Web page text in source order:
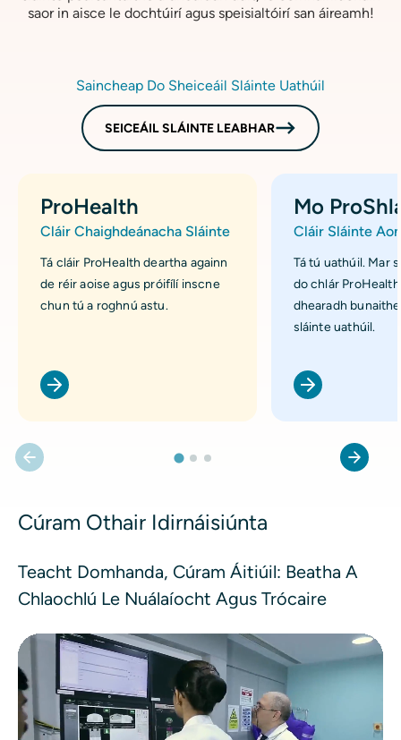
saor in aisce le dochtúirí agus speisialtóirí san áireamh!
Saincheap Do Sheiceáil Sláinte Uathúil
SEICEÁIL SLÁINTE LEABHAR
ProHealth
Cláir Chaighdeánacha Sláinte
Tá cláir ProHealth deartha againn
de réir aoise agus próifílí inscne
chun tú a roghnú astu.
Mo
Cláir Sláinte
Tá tú uathúil. Mar
do chlár
dhearadh
sláinte uathúil.
Comhad físe
Cúram Othair Idirnáisiúnta
Teacht Domhanda, Cúram Áitiúil: Beatha A
Chlaochlú Le Nuálaíocht Agus Trócaire